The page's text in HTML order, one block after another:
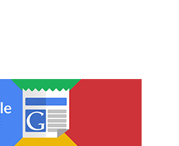
На Львівщині розпочали прийом
документів на відшкодування
вартості племінних нетелей